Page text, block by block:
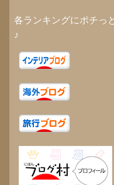
各ランキングにポチっ
♪